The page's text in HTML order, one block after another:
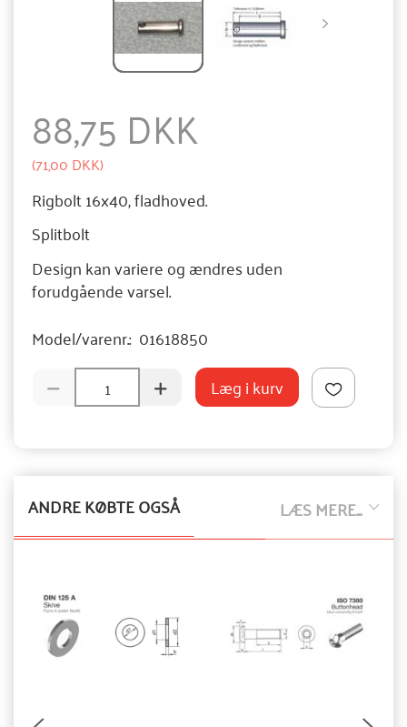
88,75 DKK
(71,00 DKK)
Rigbolt 16x40, fladhoved.
Splitbolt
Design kan variere og ændres uden
forudgående varsel.
Model/varenr.: 01618850
Læg i kurv
LÆS MERE...
ANDRE KØBTE OGSÅ